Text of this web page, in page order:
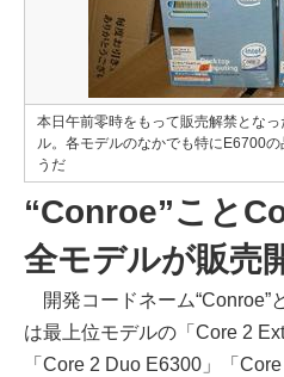
本日午前零時をもって販売解禁とな
ル。各モデルのなかでも特にE6700
うだ
“Conroe”こと
全モデルが販売
開発コードネーム“Conroe”
は最上位モデルの「Core 2
「Core 2 Duo E6300」「